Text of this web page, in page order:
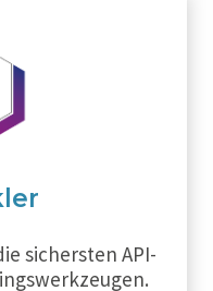
sichersten API-